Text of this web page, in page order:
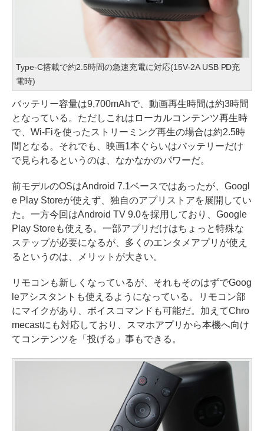
Type-C搭載で約2.5時間の急速充電に対応(15V-2A USB PD充
電時)
バッテリー容量は9,700mAhで、動画再生時間は約3時間
となっている。ただしこれはローカルコンテンツ再生時
で、Wi-Fiを使ったストリーミング再生の場合は約2.5時
間となる。それでも、映画1本ぐらいはバッテリーだけ
で見られるというのは、なかなかのパワーだ。
前モデルのOSはAndroid 7.1ベースではあったが、Googl
e Play Storeが使えず、独自のアプリストアを展開してい
た。一方今回はAndroid TV 9.0を採用しており、Google
Play Storeも使える。一部アプリだけはちょっと特殊な
ステップが必要になるが、多くのエンタメアプリが使え
るというのは、メリットが大きい。
リモコンも新しくなっているが、それもそのはずでGoog
leアシスタントも使えるようになっている。リモコン部
にマイクがあり、ボイスコマンドも可能だ。加えてChro
mecastにも対応しており、スマホアプリから本機へ向け
てコンテンツを「投げる」事もできる。